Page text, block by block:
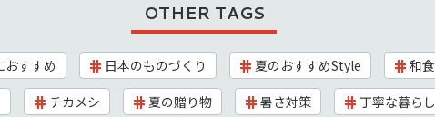
OTHER TAGS
おすすめ 日本のものづくり 夏のおすすめStyle 和食
チカメシ 夏の贈り物 暑さ対策 丁寧な暮らし